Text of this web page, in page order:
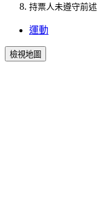
持票人未遵守前
運動
檢視地圖